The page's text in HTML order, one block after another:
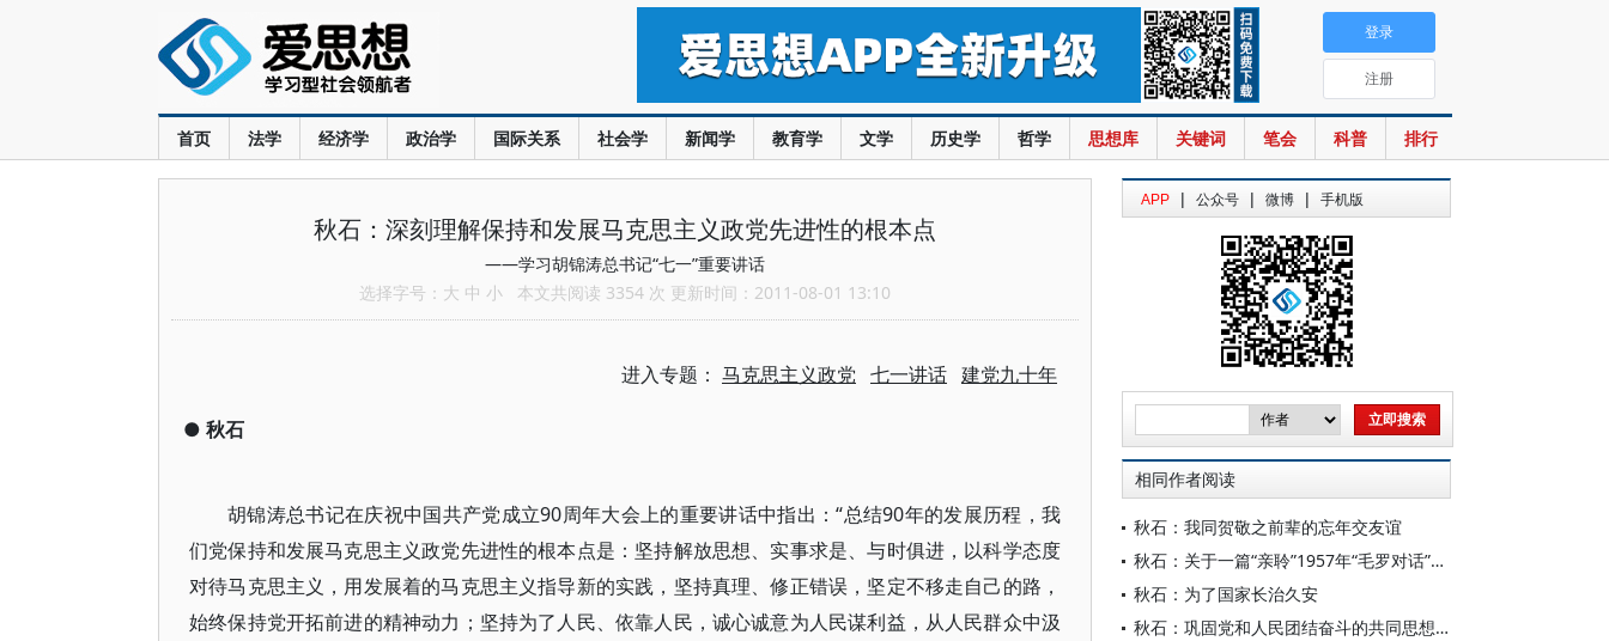
首页 法学 经济学 政治学 国际关系 社会学 新闻学 教育学 文学 历史学 哲学 思想库 关键词 笔会 科普 排行
登录
注册
秋石：深刻理解保持和发展马克思主义政党先进性的根本点
——学习胡锦涛总书记“七一”重要讲话
选择字号： 大 中 小 本文共阅读 3354 次 更新时间：2011-08-01 13:10
进入专题： 马克思主义政党 七一讲话 建党九十年
● 秋石
胡锦涛总书记在庆祝中国共产党成立90周年大会上的重要讲话中指出：“总结90年的发展历程，我
们党保持和发展马克思主义政党先进性的根本点是：坚持解放思想、实事求是、与时俱进，以科学态度
对待马克思主义，用发展着的马克思主义指导新的实践，坚持真理、修正错误，坚定不移走自己的路，
始终保持党开拓前进的精神动力；坚持为了人民、依靠人民，诚心诚意为人民谋利益，从人民群众中汲
APP | 公众号 | 微博 | 手机版
相同作者阅读
秋石：我同贺敬之前辈的忘年交友谊
秋石：关于一篇“亲聆”1957年“毛罗对话”回忆的追踪调查
秋石：为了国家长治久安
秋石：巩固党和人民团结奋斗的共同思想基础